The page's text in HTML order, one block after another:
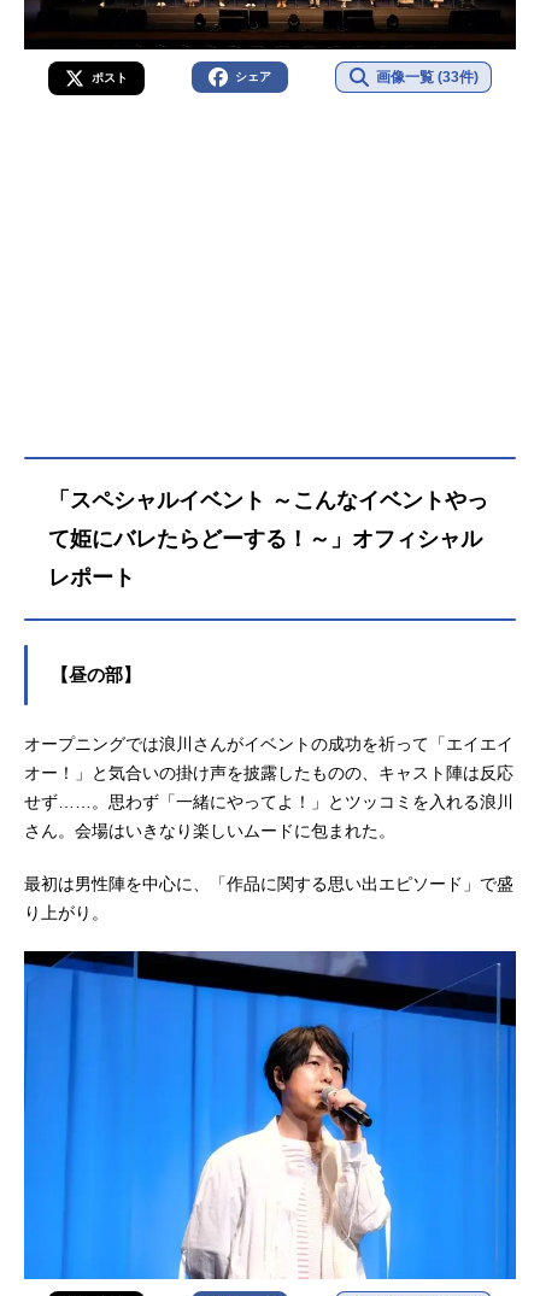
ポスト シェア 画像一覧 (33件)
「スペシャルイベント ～こんなイベントやっ
て姫にバレたらどーする！～」オフィシャル
レポート
【昼の部】
オープニングでは浪川さんがイベントの成功を祈って「エイエイ
オー！」と気合いの掛け声を披露したものの、キャスト陣は反応
せず……。思わず「一緒にやってよ！」とツッコミを入れる浪川
さん。会場はいきなり楽しいムードに包まれた。
最初は男性陣を中心に、「作品に関する思い出エピソード」で盛
り上がり。